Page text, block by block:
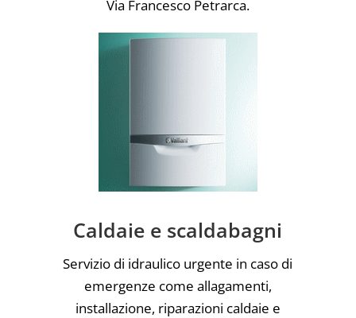
Via Francesco Petrarca.
Caldaie e scaldabagni
Servizio di idraulico urgente in caso di
emergenze come allagamenti,
installazione, riparazioni caldaie e